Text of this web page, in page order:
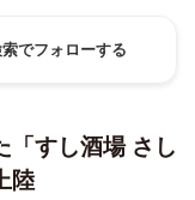
でフォローする
「すし酒場 さし
陸